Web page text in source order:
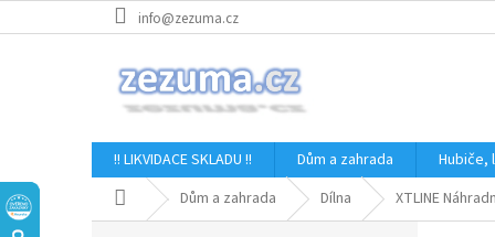
na
info@zezuma.cz
!! LIKVIDACE SKLADU !! Dům a zahrada Hubiče,
Domů Dům a zahrada Dílna XTLINE